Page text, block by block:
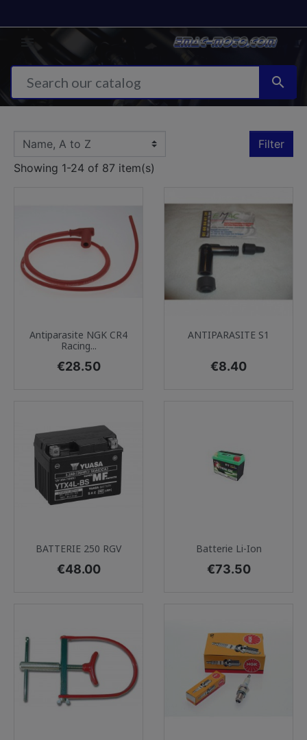

Filter
Showing 1-24 of 87 item(s)
Antiparasite NGK CR4
Racing...
Price
€28.50
ANTIPARASITE S1
Price
€8.40
BATTERIE 250 RGV
Price
€48.00
Batterie Li-Ion
Price
€73.50